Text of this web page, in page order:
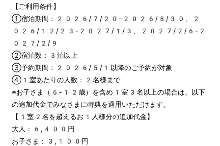
【ご利用条件】
①宿泊期間：2026/7/20-2026/8/30、2
026/12/23-2027/1/3、2027/2/6-2
027/2/9
②宿泊数：3泊以上
③予約期間：2026/5/1以降のご予約が対象
④1室あたりの人数：2名様まで
※お子さま（6-12歳）を含め1室3名以上の場合は、以下
の追加代金でみなさまに特典を適用いただけます。
【1室2名を超えるお1人様分の追加代金】
大人：6,400円
お子さま：3,100円